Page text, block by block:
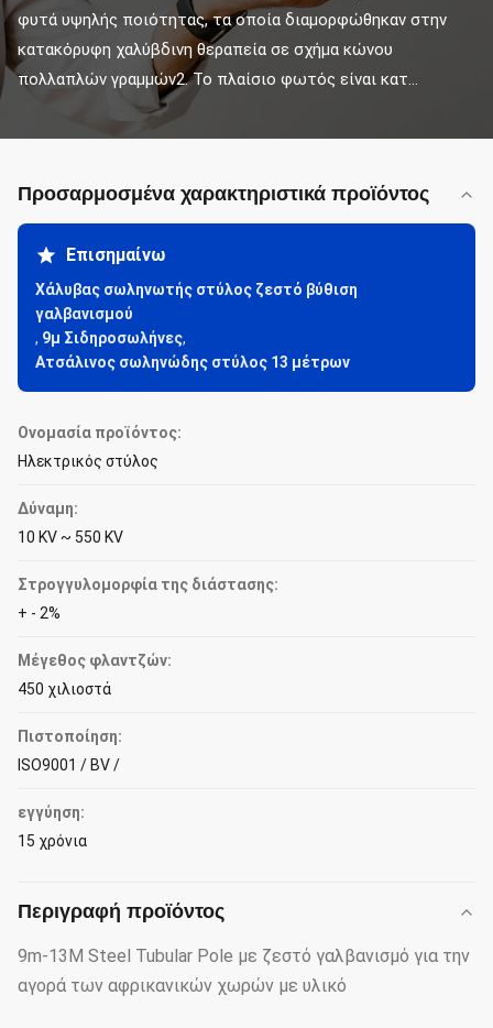
φυτά υψηλής ποιότητας, τα οποία διαμορφώθηκαν στην
κατακόρυφη χαλύβδινη θεραπεία σε σχήμα κώνου
πολλαπλών γραμμών2. Το πλαίσιο φωτός είναι κατ...
Προσαρμοσμένα χαρακτηριστικά προϊόντος
Επισημαίνω
Χάλυβας σωληνωτής στύλος ζεστό βύθιση
γαλβανισμού
, 9μ Σιδηροσωλήνες,
Ατσάλινος σωληνώδης στύλος 13 μέτρων
Ονομασία προϊόντος:
Ηλεκτρικός στύλος
Δύναμη:
10 KV ~ 550 KV
Στρογγυλομορφία της διάστασης:
+ - 2%
Μέγεθος φλαντζών:
450 χιλιοστά
Πιστοποίηση:
ISO9001 / BV /
εγγύηση:
15 χρόνια
Περιγραφή προϊόντος
9m-13M Steel Tubular Pole με ζεστό γαλβανισμό για την
αγορά των αφρικανικών χωρών με υλικό